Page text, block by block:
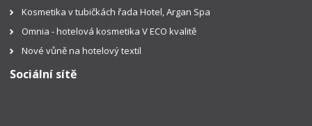
Kosmetika v tubičkách řada Hotel, Argan Spa
Omnia - hotelová kosmetika V ECO kvalitě
Nové vůně na hotelový textil
Sociální sítě